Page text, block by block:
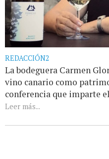
REDACCIÓN2
La bodeguera Carmen
vino canario como
conferencia que imparte
Leer más...